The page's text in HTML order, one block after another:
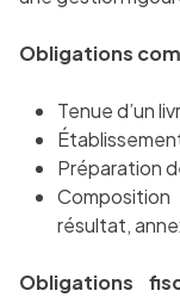
Obligations
Tenue d’un
Préparation
résultat,
Obligations